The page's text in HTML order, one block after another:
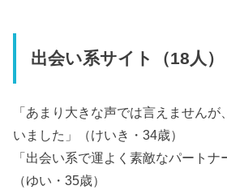
出会い系サイト（18人）
「あまり大きな声では言えません
いました」（けいき・34歳）
「出会い系で運よく素敵なパートナ
（ゆい・35歳）